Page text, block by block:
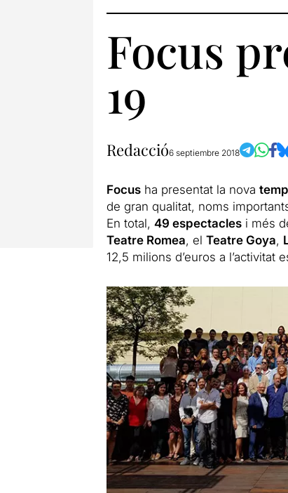
Focus
19
Redacció6 septiembre 2018
Focusha presentat la nova
de gran qualitat, noms
En total, 49 espectaclesi més
Teatre Romea, el Teatre Goya,
12,5 milions d’euros a l’activitat